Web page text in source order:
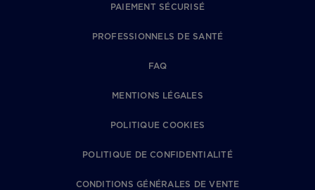
PAIEMENT SÉCURISÉ
PROFESSIONNELS DE SANTÉ
FAQ
MENTIONS LÉGALES
POLITIQUE COOKIES
POLITIQUE DE CONFIDENTIALITÉ
CONDITIONS GÉNÉRALES DE VENTE